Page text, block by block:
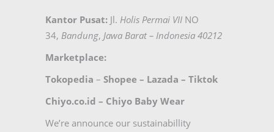
Kantor Pusat: Jl. Holis Permai VII NO
34, Bandung, Jawa Barat – Indonesia 40212
Marketplace:
Tokopedia – Shopee – Lazada – Tiktok
Chiyo.co.id – Chiyo Baby Wear
We’re announce our sustainabillity